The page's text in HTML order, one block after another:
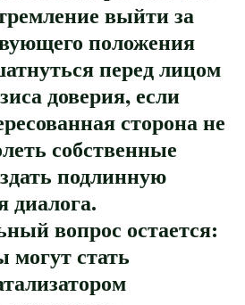
выйти за
положения
перед лицом
доверия, если
сторона не
собственные
подлинную
диалога.
вопрос остается:
могут стать